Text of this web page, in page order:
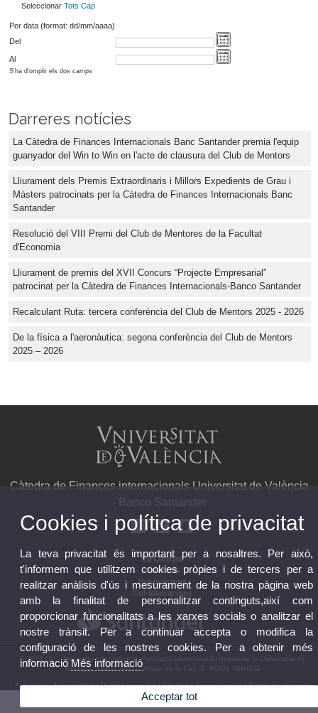
Seleccionar Tots Cap
Per data (format: dd/mm/aaaa)
Del
Al
S'ha d'omplir els dos camps
Darreres notícies
La Càtedra de Finances Internacionals Banc Santander premia l'equip
guanyador del Win to Win en l'acte de clausura del Club de Mentors
Lliurament dels Premis Extraordinaris i Millors Expedients de Grau i
Màsters patrocinats per la Càtedra de Finances Internacionals Banc
Santander
Resolució del VIII Premi del Club de Mentores de la Facultat
d'Economia
Lliurament de premis del XVII Concurs “Projecte Empresarial”
patrocinat per la Càtedra de Finances Internacionals-Banco Santander
Recalculant Ruta: tercera conferència del Club de Mentors 2025 - 2026
De la física a l'aeronàutica: segona conferència del Club de Mentors
2025 – 2026
Càtedra de Finances internacionals Universitat de València
- Banco Santander
La Càtedra
Activitats
Publicacions
Col·laboracions
© 2026 UV. - Universitat de València. Fundació Universitat-Empresa de la Universitat de
València, ADEIT. Plaza Virgen de la Paz, 3. 46001 València
Avís legal|Accessibilitat|Política privacitat|Cookies|Transparència|Bústia de contacte
Cookies i política de privacitat
La teva privacitat és important per a nosaltres. Per això,
t'informem que utilitzem cookies pròpies i de tercers per a
realitzar anàlisis d'ús i mesurament de la nostra pàgina web
amb la finalitat de personalitzar continguts,així com
proporcionar funcionalitats a les xarxes socials o analitzar el
nostre trànsit. Per a continuar accepta o modifica la
configuració de les nostres cookies. Per a obtenir més
informació Més informació
Acceptar tot